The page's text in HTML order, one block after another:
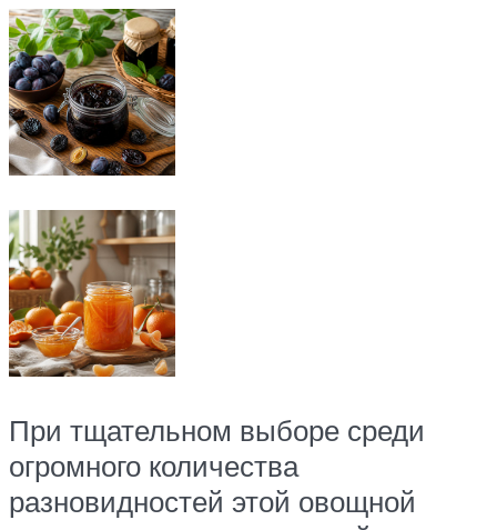
При тщательном выборе среди
огромного количества
разновидностей этой овощной